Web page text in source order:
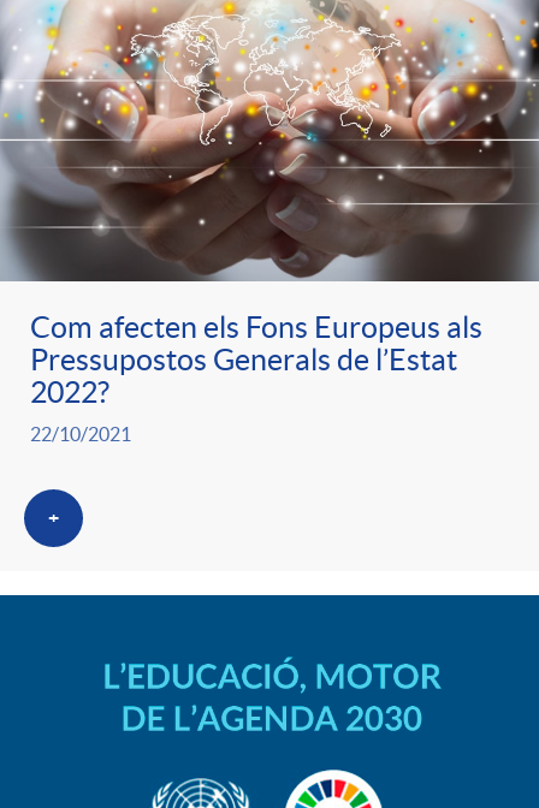
Com afecten els Fons Europeus als
Pressupostos Generals de l’Estat
2022?
22/10/2021
+